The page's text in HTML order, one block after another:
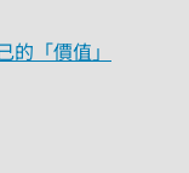
的「價值」